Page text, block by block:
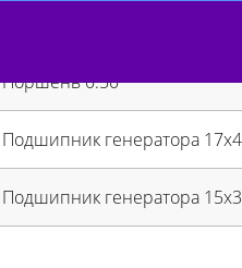
Поршень 0.50
Подшипник генератора
Подшипник генератора